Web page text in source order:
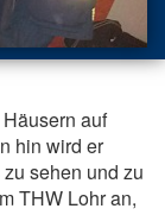
auf
hin wird er
sehen und zu
THW Lohr an,